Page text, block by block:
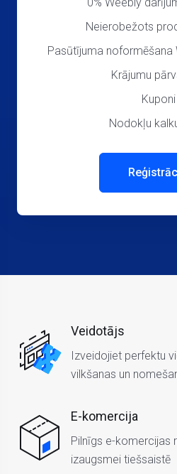
Neierobežots
Pasūtījuma noformēšana
Krājumu
Kuponi
Nodokļu
Veidotājs
Izveidojiet perfektu
vilkšanas un
E-komercija
Pilnīgs e-komercijas
izaugsmei tiešsaistē